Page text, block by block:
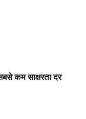
कम साक्षरता दर